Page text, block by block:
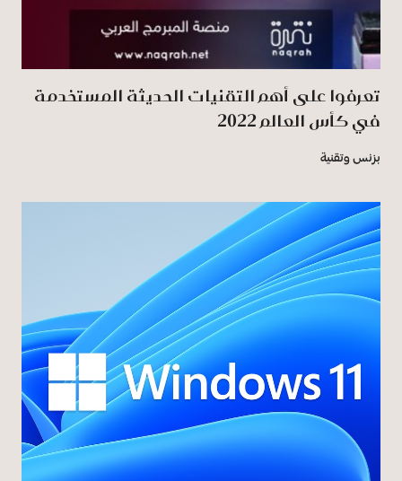
تعرفوا على أهم التقنيات الحديثة المستخدمة
في كأس العالم 2022
بزنس وتقنية